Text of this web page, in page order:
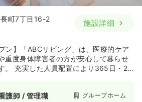
町7丁目16-2
施設詳細
ン】「ABCリビング」は、医療的ケア
重度身体障害者の方が安心して暮らせ
。 充実した人員配置により365日・24
心してご入居できる施設です。
護師 / 管理職 グループホーム